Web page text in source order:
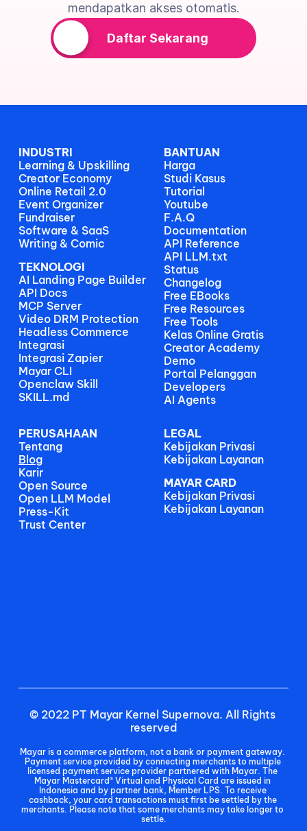
mendapatkan akses otomatis.
Daftar Sekarang
INDUSTRI
Learning & Upskilling
Creator Economy
Online Retail 2.0
Event Organizer
Fundraiser
Software & SaaS
Writing & Comic
TEKNOLOGI
AI Landing Page Builder
API Docs
MCP Server
Video DRM Protection
Headless Commerce
Integrasi
Integrasi Zapier
Mayar CLI
Openclaw Skill
SKILL.md
BANTUAN
Harga
Studi Kasus
Tutorial
Youtube
F.A.Q
Documentation
API Reference
API LLM.txt
Status
Changelog
Free EBooks
Free Resources
Free Tools
Kelas Online Gratis
Creator Academy
Demo
Portal Pelanggan
Developers
AI Agents
PERUSAHAAN
Tentang
Blog
Karir
Open Source
Open LLM Model
Press-Kit
Trust Center
LEGAL
Kebijakan Privasi
Kebijakan Layanan
MAYAR CARD
Kebijakan Privasi
Kebijakan Layanan
© 2022 PT Mayar Kernel Supernova. All Rights
reserved
Mayar is a commerce platform, not a bank or payment gateway.
Payment service provided by connecting merchants to multiple
licensed payment service provider partnered with Mayar. The
Mayar Mastercard® Virtual and Physical Card are issued in
Indonesia and by partner bank, Member LPS. To receive
cashback, your card transactions must first be settled by the
merchants. Please note that some merchants may take longer to
settle.